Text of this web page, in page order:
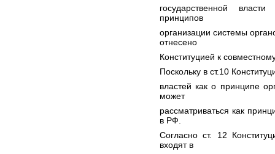
государственной
принципов
организации системы
отнесено
Конституцией к
Поскольку в ст.10
властей как о принципе
может
рассматриваться как
в РФ.
Согласно ст. 12
входят в